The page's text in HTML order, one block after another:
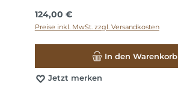
Regulärer Preis:
124,00 €
Preise inkl. MwSt. zzgl. Versandkosten
In den Warenkorb
Jetzt merken